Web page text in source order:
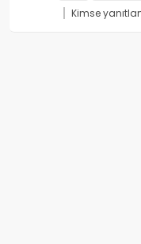
Kimse